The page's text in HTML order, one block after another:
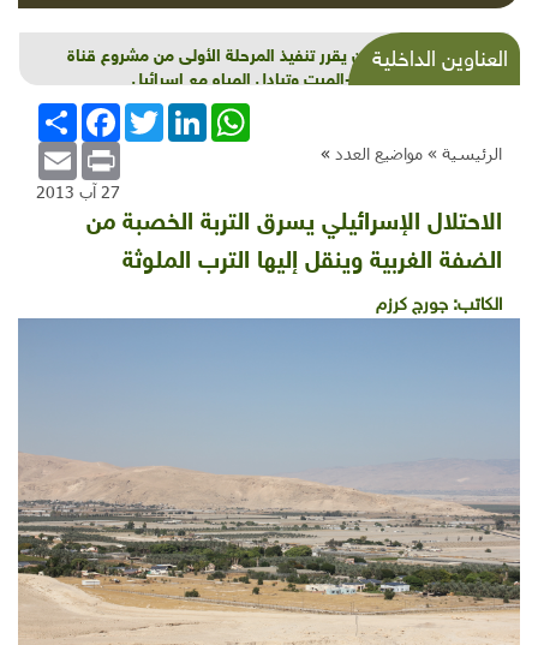
العناوين الداخليةالأردن يقرر تنفيذ المرحلة الأولى من مشروع قناة
الأحمر-الميت وتبادل المياه مع إسرائيل
الرئيسية » مواضيع العدد »
انشر
FacebookTwitterLinkedInWhatsApp
Email Print
27 آب 2013
الاحتلال الإسرائيلي يسرق التربة الخصبة من
الضفة الغربية وينقل إليها الترب الملوثة
الكاتب: جورج كرزم